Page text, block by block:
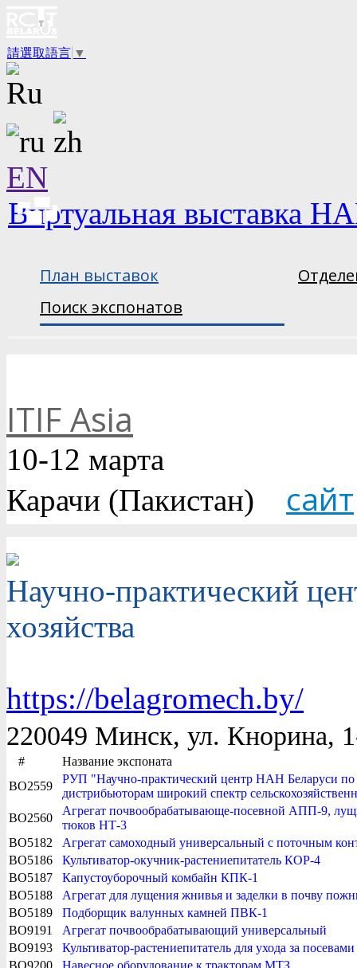
請選取語言 ▼
EN
Виртуальная выставка
План выставок
Поиск экспонатов
ITIF Asia
10-12 марта
Карачи (Пакистан) сайт
Научно-практический
хозяйства
https://belagromech.by/
220049 Минск, ул. Кнорина,
#
Название экспоната
BO2559
РУП "Научно-практический центр НАН Беларуси по
дистрибьюторам широкий спектр
BO2560
Агрегат почвообрабатывающе-посевной АПП-9,
тюков НТ-3
BO5182
Агрегат самоходный универсальный с поточным
BO5186
Культиватор-окучник-растениепитатель КОР-4
BO5187
Капустоуборочный комбайн КПК-1
BO5188
Агрегат для лущения жнивья и заделки в почву
BO5189
Подборщик валунных камней ПВК-1
BO9191
Агрегат почвообрабатывающий универсальный
BO9193
Культиватор-растениепитатель для ухода за
BO9200
Навесное оборудование к тракторам МТЗ